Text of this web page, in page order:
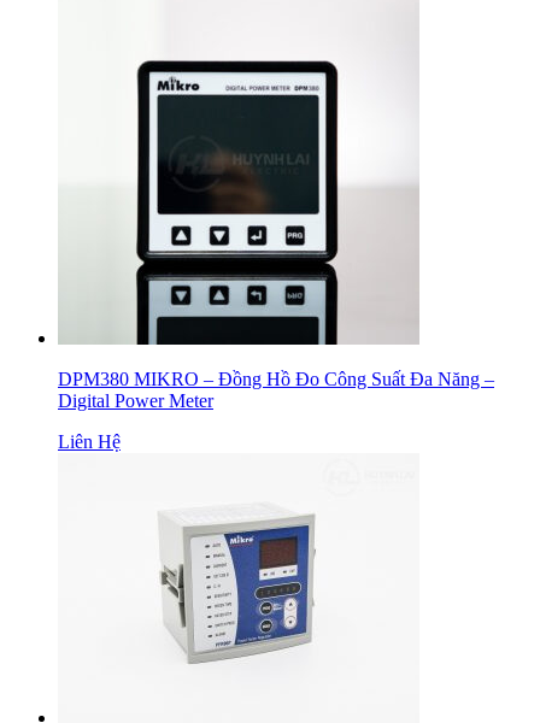
DPM380 MIKRO – Đồng Hồ Đo Công Suất Đa Năng –
Digital Power Meter
Liên Hệ